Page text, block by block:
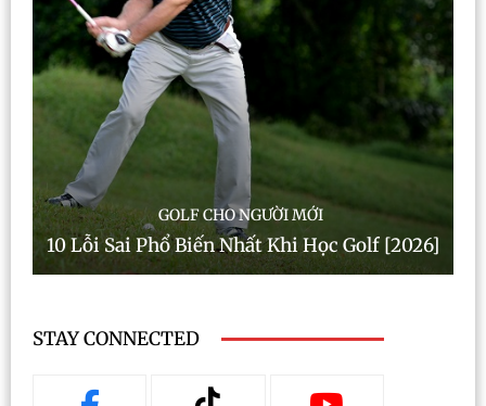
GOLF CHO NGƯỜI MỚI
10 Lỗi Sai Phổ Biến Nhất Khi Học Golf [2026]
STAY CONNECTED